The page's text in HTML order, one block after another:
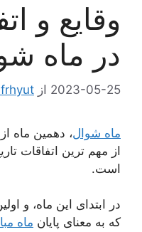
وقایع و
در ماه
2023-05-25 از
ماه شوال، دهمین ماه
از مهم ترین اتفاقات
است.
در ابتدای این ماه، و
که به معنای پایان ماه